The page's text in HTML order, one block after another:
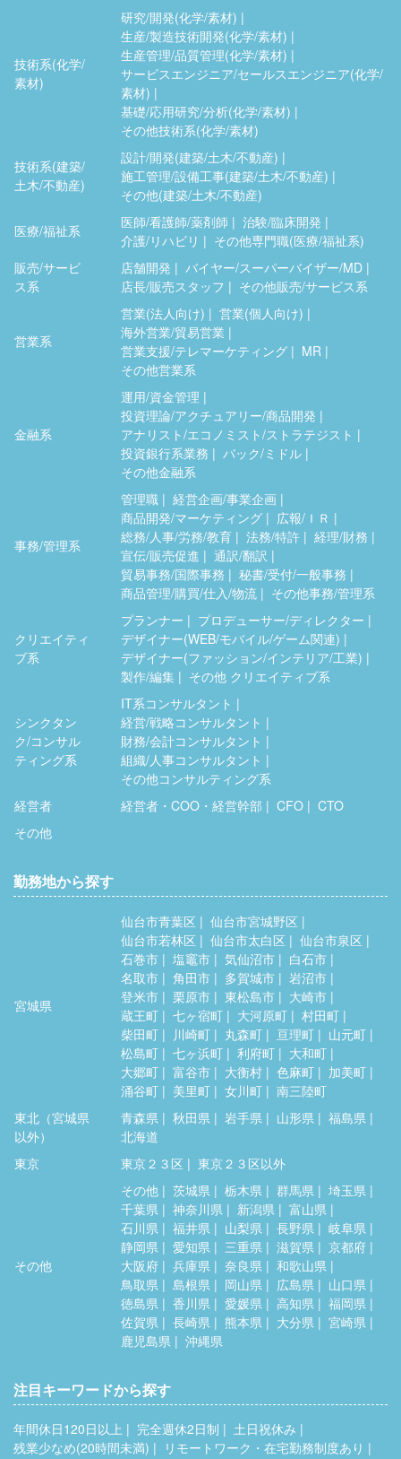
技術系(化学/
素材)
研究/開発(化学/素材)
生産/製造技術開発(化学/素材)
生産管理/品質管理(化学/素材)
サービスエンジニア/セールスエンジニア(化学/
素材)
基礎/応用研究/分析(化学/素材)
その他技術系(化学/素材)
技術系(建築/
土木/不動産)
設計/開発(建築/土木/不動産)
施工管理/設備工事(建築/土木/不動産)
その他(建築/土木/不動産)
医療/福祉系
医師/看護師/薬剤師
治験/臨床開発
介護/リハビリ
その他専門職(医療/福祉系)
販売/サービ
ス系
店舗開発
バイヤー/スーパーバイザー/MD
店長/販売スタッフ
その他販売/サービス系
営業系
営業(法人向け)
営業(個人向け)
海外営業/貿易営業
営業支援/テレマーケティング
MR
その他営業系
金融系
運用/資金管理
投資理論/アクチュアリー/商品開発
アナリスト/エコノミスト/ストラテジスト
投資銀行系業務
バック/ミドル
その他金融系
事務/管理系
管理職
経営企画/事業企画
商品開発/マーケティング
広報/ＩＲ
総務/人事/労務/教育
法務/特許
経理/財務
宣伝/販売促進
通訳/翻訳
貿易事務/国際事務
秘書/受付/一般事務
商品管理/購買/仕入/物流
その他事務/管理系
クリエイティ
ブ系
プランナー
プロデューサー/ディレクター
デザイナー(WEB/モバイル/ゲーム関連)
デザイナー(ファッション/インテリア/工業)
製作/編集
その他 クリエイティブ系
シンクタン
ク/コンサル
ティング系
IT系コンサルタント
経営/戦略コンサルタント
財務/会計コンサルタント
組織/人事コンサルタント
その他コンサルティング系
経営者
経営者・COO・経営幹部 CFO
CTO
その他
勤務地から探す
宮城県
仙台市青葉区
仙台市宮城野区
仙台市若林区
仙台市太白区
仙台市泉区
石巻市
塩竈市 気仙沼市
白石市
名取市
角田市 多賀城市
岩沼市
登米市
栗原市 東松島市
大崎市
蔵王町
七ヶ宿町 大河原町
村田町
柴田町
川崎町 丸森町 亘理町
山元町
松島町
七ヶ浜町 利府町
大和町
大郷町
富谷市 大衡村 色麻町
加美町
涌谷町
美里町 女川町
南三陸町
東北（宮城県
以外）
青森県 秋田県 岩手県 山形県
福島県
北海道
東京
東京２３区 東京２３区以外
その他
その他 茨城県 栃木県 群馬県
埼玉県
千葉県
神奈川県 新潟県
富山県
石川県
福井県 山梨県 長野県
岐阜県
静岡県
愛知県 三重県 滋賀県
京都府
大阪府
兵庫県 奈良県
和歌山県
鳥取県
島根県 岡山県 広島県
山口県
徳島県
香川県 愛媛県 高知県
福岡県
佐賀県
長崎県 熊本県 大分県
宮崎県
鹿児島県
沖縄県
注目キーワードから探す
年間休日120日以上 完全週休2日制
土日祝休み
残業少なめ(20時間未満)
リモートワーク・在宅勤務制度あり